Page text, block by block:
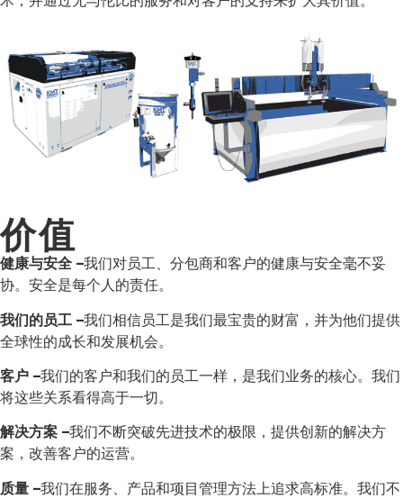
价值
健康与安全 –我们对员工、分包商和客户的健康与安全毫不妥
协。安全是每个人的责任。
我们的员工 –我们相信员工是我们最宝贵的财富，并为他们提供
全球性的成长和发展机会。
客户 –我们的客户和我们的员工一样，是我们业务的核心。我们
将这些关系看得高于一切。
解决方案 –我们不断突破先进技术的极限，提供创新的解决方
案，改善客户的运营。
质量 –我们在服务、产品和项目管理方法上追求高标准。我们不